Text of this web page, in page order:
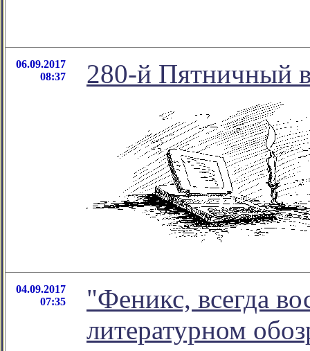
06.09.2017
08:37
280-й Пятничный
04.09.2017
07:35
"Феникс, всегда
литературном